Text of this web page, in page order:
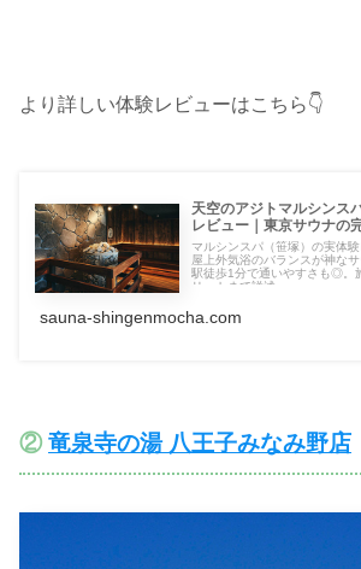
より詳しい体験レビューはこちら👇
天空のアジトマルシンス
レビュー｜東京サウナの
マルシンスパ（笹塚）の実体
屋上外気浴のバランスが神な
駅徒歩1分で通いやすさも◎。
リットまで詳述。
sauna-shingenmocha.com
② 竜泉寺の湯 八王子みなみ野店